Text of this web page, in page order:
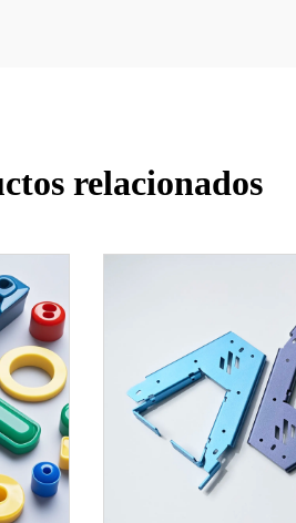
relacionados